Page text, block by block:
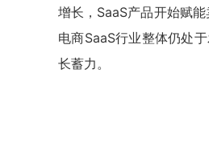
增长，SaaS产品开始赋
电商SaaS行业整体仍处
长蓄力。